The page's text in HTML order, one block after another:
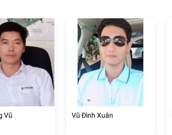
Vũ Vũ Đình Xuân